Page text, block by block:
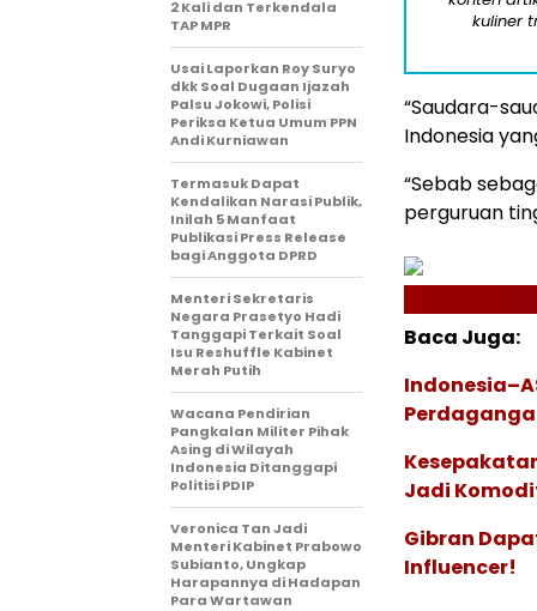
kuliner
“Saudara-
Indonesia
“Sebab
perguruan
Baca Juga:
Jadi
Gibran
Influencer!
2 Kali dan Terkendala
TAP MPR
Usai Laporkan Roy Suryo
dkk Soal Dugaan Ijazah
Palsu Jokowi, Polisi
Periksa Ketua Umum PPN
Andi Kurniawan
Termasuk Dapat
Kendalikan Narasi Publik,
Inilah 5 Manfaat
Publikasi Press Release
bagi Anggota DPRD
Menteri Sekretaris
Negara Prasetyo Hadi
Tanggapi Terkait Soal
Isu Reshuffle Kabinet
Merah Putih
Wacana Pendirian
Pangkalan Militer Pihak
Asing di Wilayah
Indonesia Ditanggapi
Politisi PDIP
Veronica Tan Jadi
Menteri Kabinet Prabowo
Subianto, Ungkap
Harapannya di Hadapan
Para Wartawan